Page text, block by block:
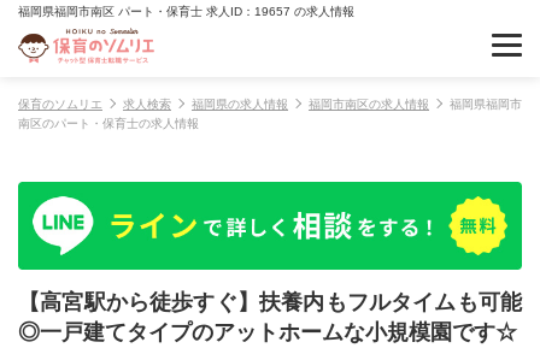
福岡県福岡市南区 パート・保育士 求人ID：19657 の求人情報
保育のソムリエ 求人検索 福岡県の求人情報 福岡市南区の求人情報
福岡県福岡市
南区のパート・保育士の求人情報
【高宮駅から徒歩すぐ】扶養内もフルタイムも可能
◎一戸建てタイプのアットホームな小規模園です☆